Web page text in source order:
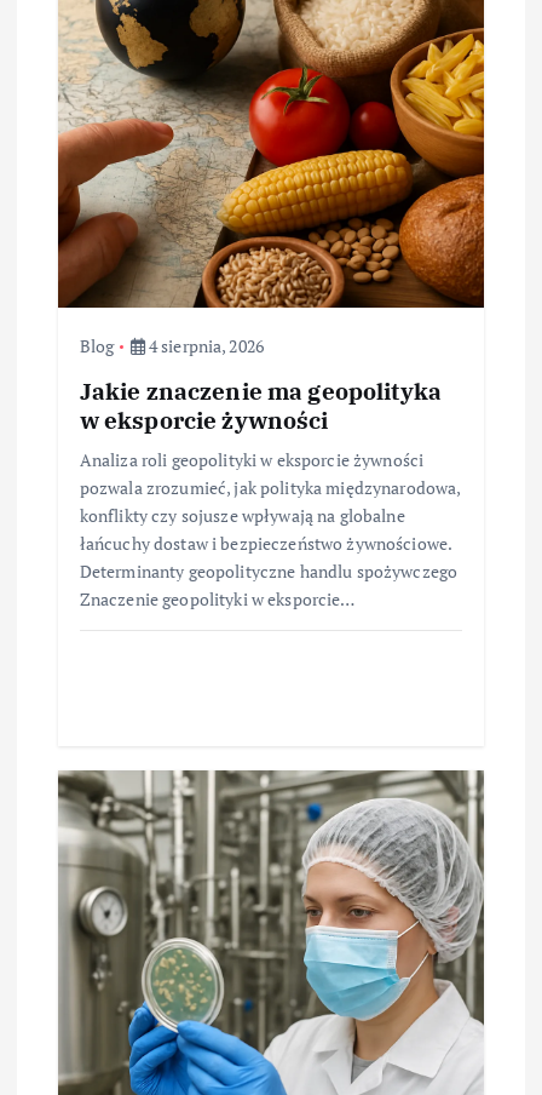
Blog 4 sierpnia, 2026
Jakie znaczenie ma geopolityka
w eksporcie żywności
Analiza roli geopolityki w eksporcie żywności
pozwala zrozumieć, jak polityka międzynarodowa,
konflikty czy sojusze wpływają na globalne
łańcuchy dostaw i bezpieczeństwo żywnościowe.
Determinanty geopolityczne handlu spożywczego
Znaczenie geopolityki w eksporcie…